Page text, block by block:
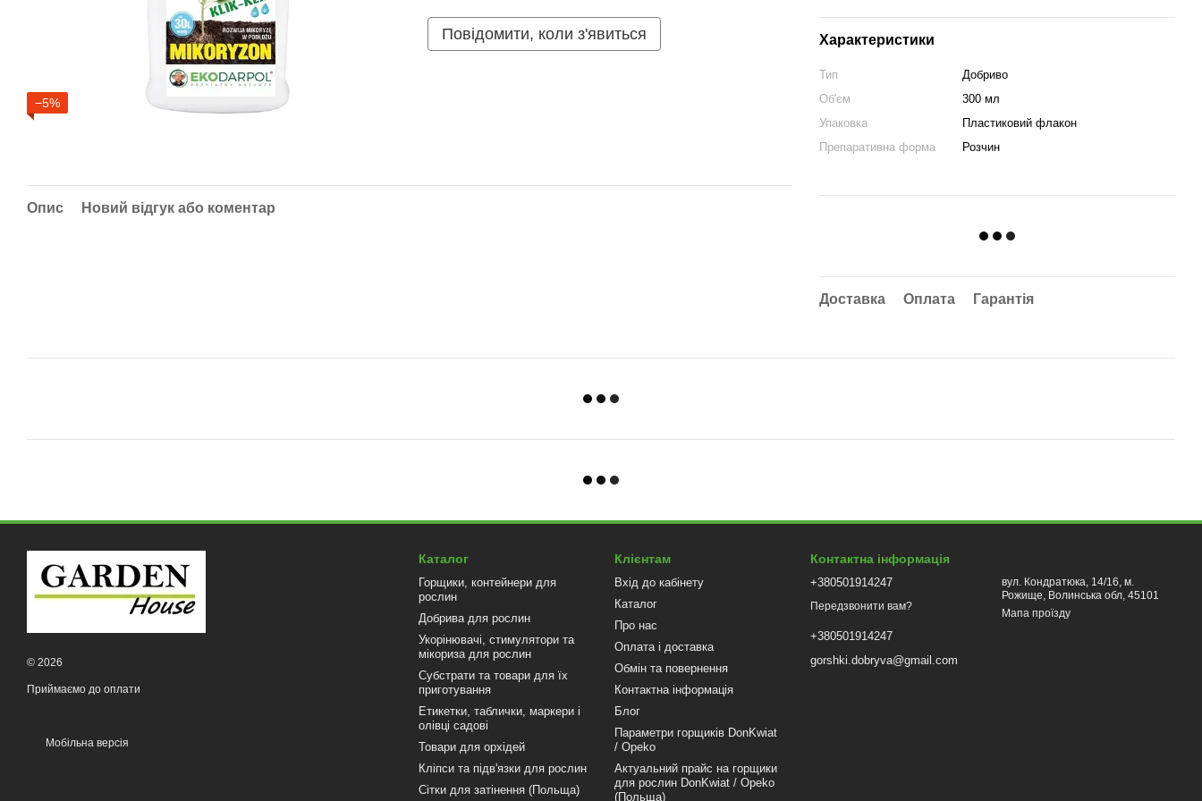
−5%
Повідомити, коли з'явиться Характеристики
Тип
Добриво
Об'єм
300 мл
Упаковка
Пластиковий флакон
Препаративна форма
Розчин
Доставка Оплата Гарантія
Опис Новий відгук або коментар
© 2026
Приймаємо до оплати
Мобільна версія
Каталог
Горщики, контейнери для
рослин
Добрива для рослин
Укорінювачі, стимулятори та
мікориза для рослин
Субстрати та товари для їх
приготування
Етикетки, таблички, маркери і
олівці садові
Товари для орхідей
Кліпси та підв'язки для рослин
Сітки для затінення (Польща)
Клієнтам
Вхід до кабінету
Каталог
Про нас
Оплата і доставка
Обмін та повернення
Контактна інформація
Блог
Параметри горщиків DonKwiat
/ Opeko
Актуальний прайс на горщики
для рослин DonKwiat / Opeko
(Польща)
Контактна інформація
+380501914247
Передзвонити вам?
+380501914247
gorshki.dobryva@gmail.com
вул. Кондратюка, 14/16, м.
Рожище, Волинська обл, 45101
Мапа проїзду